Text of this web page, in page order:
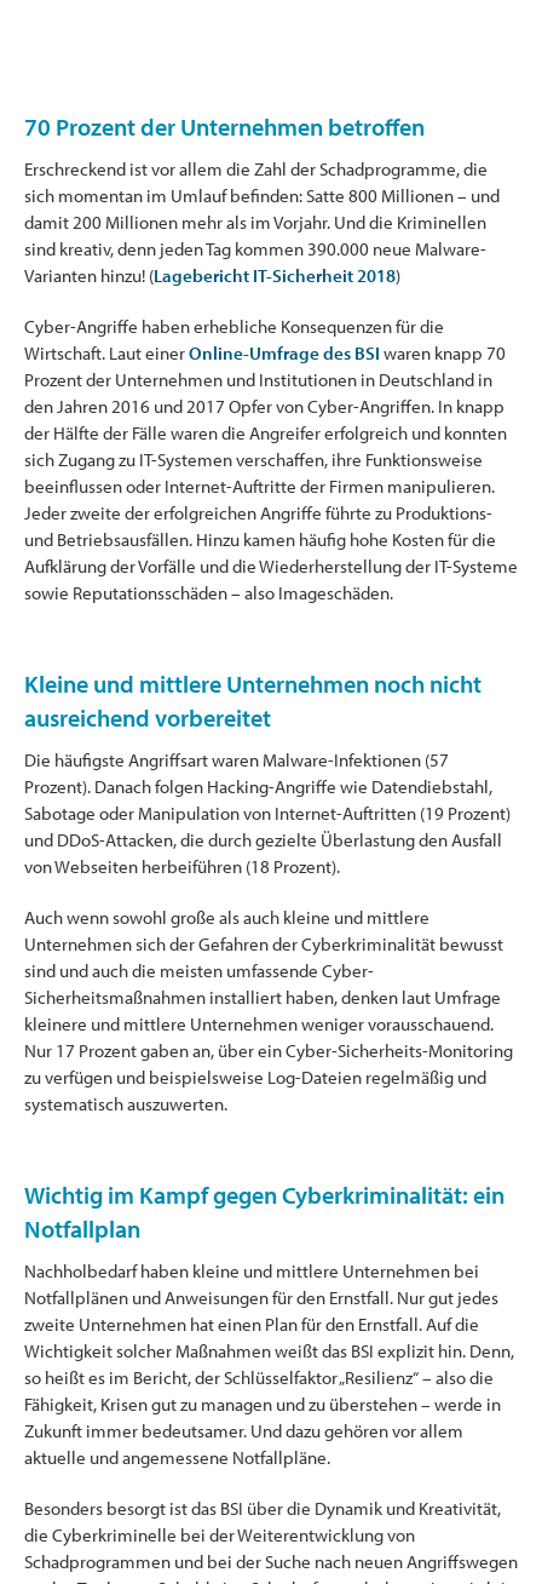
70 Prozent der Unternehmen betroffen
Erschreckend ist vor allem die Zahl der Schadprogramme, die
sich momentan im Umlauf befinden: Satte 800 Millionen – und
damit 200 Millionen mehr als im Vorjahr. Und die Kriminellen
sind kreativ, denn jeden Tag kommen 390.000 neue Malware-
Varianten hinzu! (Lagebericht IT-Sicherheit 2018)
Cyber-Angriffe haben erhebliche Konsequenzen für die
Wirtschaft. Laut einerOnline-Umfrage des BSI waren knapp 70
Prozent der Unternehmen und Institutionen in Deutschland in
den Jahren 2016 und 2017 Opfer von Cyber-Angriffen. In knapp
der Hälfte der Fälle waren die Angreifer erfolgreich und konnten
sich Zugang zu IT-Systemen verschaffen, ihre Funktionsweise
beeinflussen oder Internet-Auftritte der Firmen manipulieren.
Jeder zweite der erfolgreichen Angriffe führte zu Produktions-
und Betriebsausfällen. Hinzu kamen häufig hohe Kosten für die
Aufklärung der Vorfälle und die Wiederherstellung der IT-Systeme
sowie Reputationsschäden – also Imageschäden.
Kleine und mittlere Unternehmen noch nicht
ausreichend vorbereitet
Die häufigste Angriffsart waren Malware-Infektionen (57
Prozent). Danach folgen Hacking-Angriffe wie Datendiebstahl,
Sabotage oder Manipulation von Internet-Auftritten (19 Prozent)
und DDoS-Attacken, die durch gezielte Überlastung den Ausfall
von Webseiten herbeiführen (18 Prozent).
Auch wenn sowohl große als auch kleine und mittlere
Unternehmen sich der Gefahren der Cyberkriminalität bewusst
sind und auch die meisten umfassende Cyber-
Sicherheitsmaßnahmen installiert haben, denken laut Umfrage
kleinere und mittlere Unternehmen weniger vorausschauend.
Nur 17 Prozent gaben an, über ein Cyber-Sicherheits-Monitoring
zu verfügen und beispielsweise Log-Dateien regelmäßig und
systematisch auszuwerten.
Wichtig im Kampf gegen Cyberkriminalität: ein
Notfallplan
Nachholbedarf haben kleine und mittlere Unternehmen bei
Notfallplänen und Anweisungen für den Ernstfall. Nur gut jedes
zweite Unternehmen hat einen Plan für den Ernstfall. Auf die
Wichtigkeit solcher Maßnahmen weißt das BSI explizit hin. Denn,
so heißt es im Bericht, der Schlüsselfaktor „Resilienz“ – also die
Fähigkeit, Krisen gut zu managen und zu überstehen – werde in
Zukunft immer bedeutsamer. Und dazu gehören vor allem
aktuelle und angemessene Notfallpläne.
Besonders besorgt ist das BSI über die Dynamik und Kreativität,
die Cyberkriminelle bei der Weiterentwicklung von
Schadprogrammen und bei der Suche nach neuen Angriffswegen